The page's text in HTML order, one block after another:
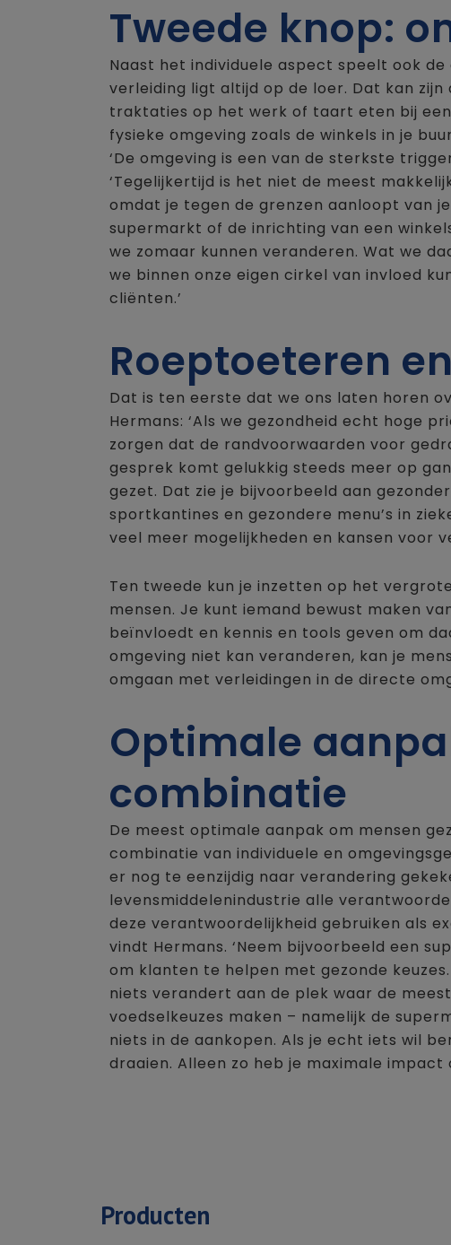
Tweede knop:
Naast het individuele aspect speelt ook
verleiding ligt altijd op de loer. Dat kan zijn
traktaties op het werk of taart eten bij
fysieke omgeving zoals de winkels in je
‘De omgeving is een van de sterkste
‘Tegelijkertijd is het niet de meest
omdat je tegen de grenzen aanloopt van
supermarkt of de inrichting van een
we zomaar kunnen veranderen. Wat we
we binnen onze eigen cirkel van invloed
cliënten.’
Roeptoeteren
Dat is ten eerste dat we ons laten horen
Hermans: ‘Als we gezondheid echt hoge
zorgen dat de randvoorwaarden voor
gesprek komt gelukkig steeds meer op
gezet. Dat zie je bijvoorbeeld aan
sportkantines en gezondere menu’s in
veel meer mogelijkheden en kansen voor
Ten tweede kun je inzetten op het
mensen. Je kunt iemand bewust maken
beïnvloedt en kennis en tools geven om
omgeving niet kan veranderen, kan je
omgaan met verleidingen in de directe
Optimale
combinatie
De meest optimale aanpak om mensen
combinatie van individuele en
er nog te eenzijdig naar verandering
levensmiddelenindustrie alle
deze verantwoordelijkheid gebruiken als
vindt Hermans. ‘Neem bijvoorbeeld een
om klanten te helpen met gezonde
niets verandert aan de plek waar de
voedselkeuzes maken – namelijk de
niets in de aankopen. Als je echt iets wil
draaien. Alleen zo heb je maximale impact
Producten